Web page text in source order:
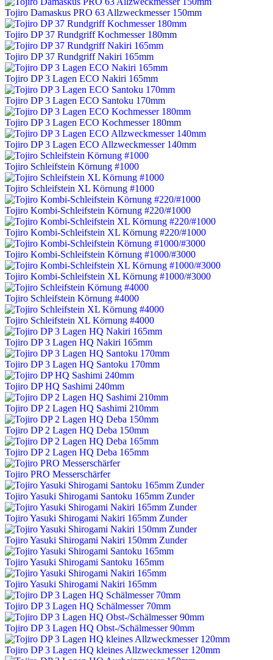
Tojiro Damaskus PRO 63 Allzweckmesser 150mm
Tojiro DP 37 Rundgriff Kochmesser 180mm
Tojiro DP 37 Rundgriff Nakiri 165mm
Tojiro DP 3 Lagen ECO Nakiri 165mm
Tojiro DP 3 Lagen ECO Santoku 170mm
Tojiro DP 3 Lagen ECO Kochmesser 180mm
Tojiro DP 3 Lagen ECO Allzweckmesser 140mm
Tojiro Schleifstein Körnung #1000
Tojiro Schleifstein XL Körnung #1000
Tojiro Kombi-Schleifstein Körnung #220/#1000
Tojiro Kombi-Schleifstein XL Körnung #220/#1000
Tojiro Kombi-Schleifstein Körnung #1000/#3000
Tojiro Kombi-Schleifstein XL Körnung #1000/#3000
Tojiro Schleifstein Körnung #4000
Tojiro Schleifstein XL Körnung #4000
Tojiro DP 3 Lagen HQ Nakiri 165mm
Tojiro DP 3 Lagen HQ Santoku 170mm
Tojiro DP HQ Sashimi 240mm
Tojiro DP 2 Lagen HQ Sashimi 210mm
Tojiro DP 2 Lagen HQ Deba 150mm
Tojiro DP 2 Lagen HQ Deba 165mm
Tojiro PRO Messerschärfer
Tojiro Yasuki Shirogami Santoku 165mm Zunder
Tojiro Yasuki Shirogami Nakiri 165mm Zunder
Tojiro Yasuki Shirogami Nakiri 150mm Zunder
Tojiro Yasuki Shirogami Santoku 165mm
Tojiro Yasuki Shirogami Nakiri 165mm
Tojiro DP 3 Lagen HQ Schälmesser 70mm
Tojiro DP 3 Lagen HQ Obst-/Schälmesser 90mm
Tojiro DP 3 Lagen HQ kleines Allzweckmesser 120mm